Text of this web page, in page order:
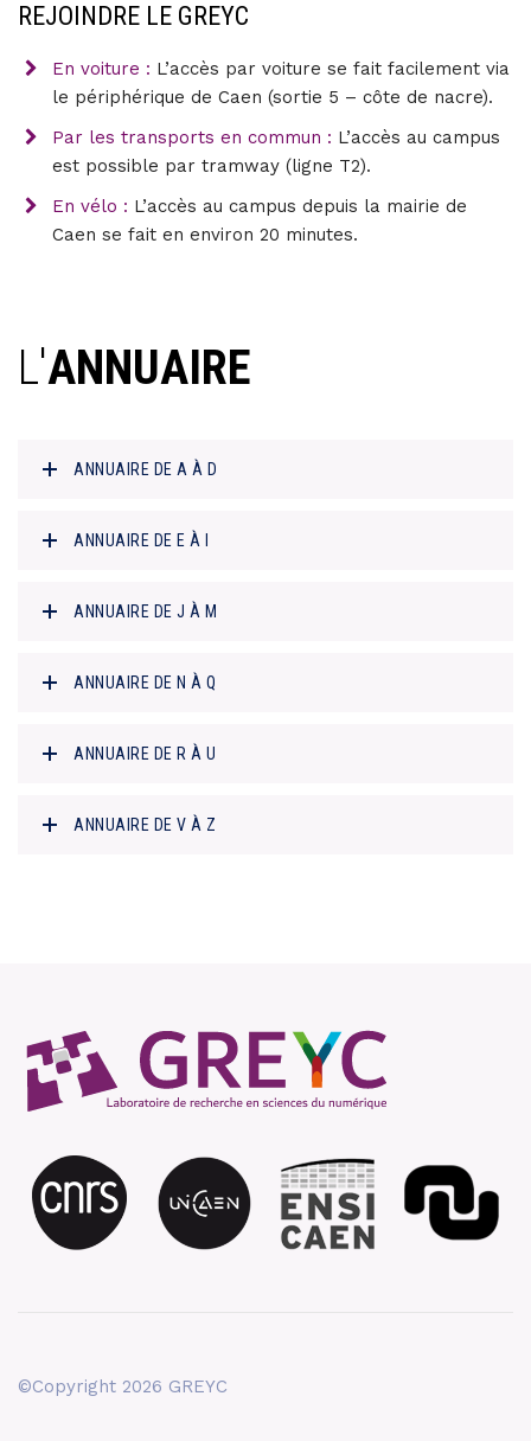
REJOINDRE LE GREYC
En voiture : L’accès par voiture se fait facilement via
le périphérique de Caen (sortie 5 – côte de nacre).
Par les transports en commun : L’accès au campus
est possible par tramway (ligne T2).
En vélo : L’accès au campus depuis la mairie de
Caen se fait en environ 20 minutes.
L'ANNUAIRE
ANNUAIRE DE A À D
ANNUAIRE DE E À I
ANNUAIRE DE J À M
ANNUAIRE DE N À Q
ANNUAIRE DE R À U
ANNUAIRE DE V À Z
©Copyright 2026 GREYC